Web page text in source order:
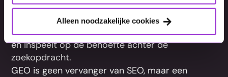
Alleen noodzakelijke cookies
Of het nu gaat om klikken via de blauwe links uit
Google of zichtbaar zijn in AI-samenvattingen:
het draait altijd om content die helpt, duidelijk is
en inspeelt op de behoefte achter de
zoekopdracht.
GEO is geen vervanger van SEO, maar een